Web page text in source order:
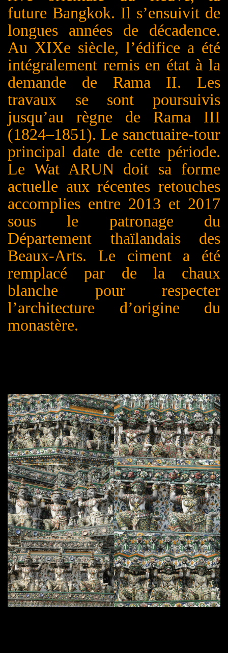
future Bangkok. Il s’ensuivit de
longues années de décadence.
Au XIXe siècle, l’édifice a été
intégralement remis en état à la
demande de Rama II. Les
travaux se sont poursuivis
jusqu’au règne de Rama III
(1824–1851). Le sanctuaire-tour
principal date de cette période.
Le Wat ARUNdoit sa forme
actuelle aux récentes retouches
accomplies entre 2013 et 2017
sous le patronage du
Département thaïlandais des
Beaux-Arts. Le ciment a été
remplacé par de la chaux
blanche pour respecter
l’architecture d’origine du
monastère.